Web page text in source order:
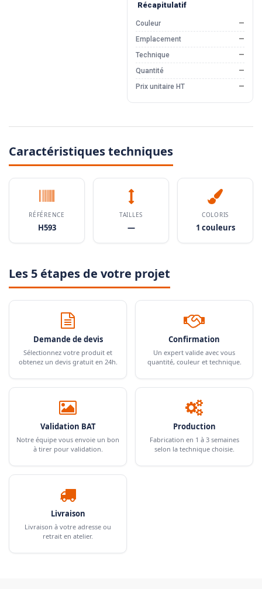
Récapitulatif
Couleur
—
Emplacement
—
Technique
—
Quantité
—
Prix unitaire HT
—
Caractéristiques techniques
RÉFÉRENCE
H593
TAILLES
—
COLORIS
1 couleurs
Les 5 étapes de votre projet
Demande de devis
Sélectionnez votre produit et
obtenez un devis gratuit en 24h.
Confirmation
Un expert valide avec vous
quantité, couleur et technique.
Validation BAT
Notre équipe vous envoie un bon
à tirer pour validation.
Production
Fabrication en 1 à 3 semaines
selon la technique choisie.
Livraison
Livraison à votre adresse ou
retrait en atelier.